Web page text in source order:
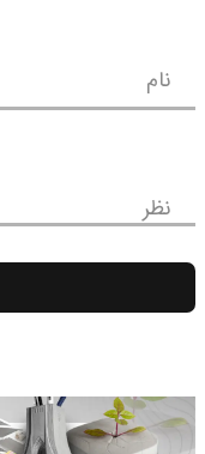
نام
نظر